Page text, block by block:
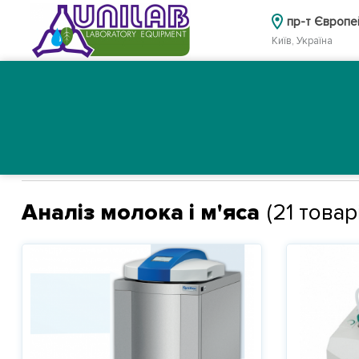
пр-т
Київ, Україна
Вибір обладнання за напрямом
Аналіз молока і м'яса (21